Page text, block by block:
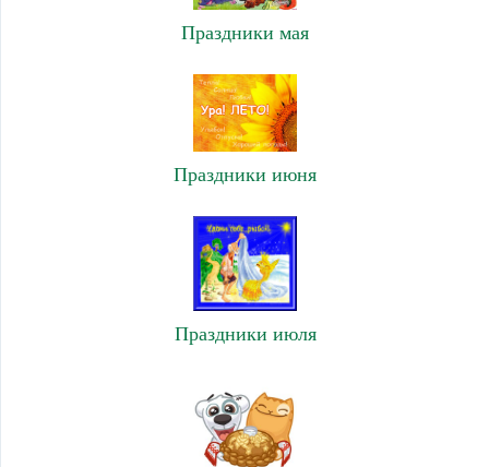
Праздники мая
Праздники июня
Праздники июля